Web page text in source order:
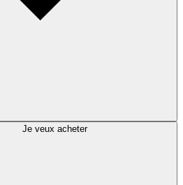
Je veux acheter